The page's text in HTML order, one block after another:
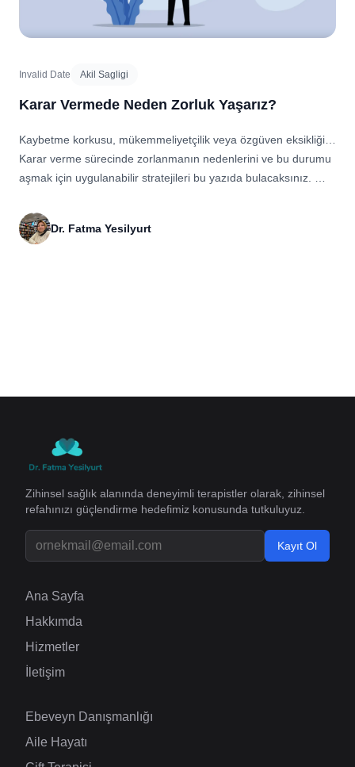
Invalid Date Akil Sagligi
Karar Vermede Neden Zorluk Yaşarız?
Kaybetme korkusu, mükemmeliyetçilik veya özgüven eksikliği…
Karar verme sürecinde zorlanmanın nedenlerini ve bu durumu
aşmak için uygulanabilir stratejileri bu yazıda bulacaksınız. 🏷️
özgüven eksikliği, mükemmeliyetçilik, psikolojik destek, kişisel
gelişim, karar alma becerisi, yaşam yönetimi, karar verirken
Dr. Fatma Yesilyurt
Zihinsel sağlık alanında deneyimli terapistler olarak, zihinsel
refahınızı güçlendirme hedefimiz konusunda tutkuluyuz.
Kayıt Ol
Ana Sayfa
Hakkımda
Hizmetler
İletişim
Ebeveyn Danışmanlığı
Aile Hayatı